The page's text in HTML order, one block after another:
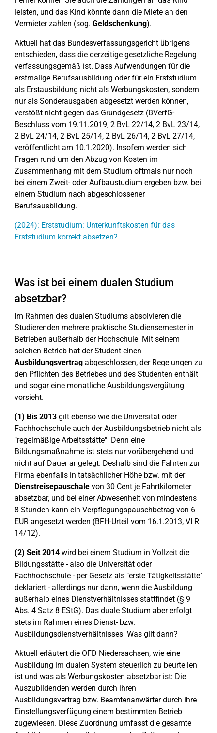
leisten, und das Kind könnte dann die Miete an den
Vermieter zahlen (sog. Geldschenkung).
Aktuell hat das Bundesverfassungsgericht übrigens
entschieden, dass die derzeitige gesetzliche Regelung
verfassungsgemäß ist. Dass Aufwendungen für die
erstmalige Berufsausbildung oder für ein Erststudium
als Erstausbildung nicht als Werbungskosten, sondern
nur als Sonderausgaben abgesetzt werden können,
verstößt nicht gegen das Grundgesetz (BVerfG-
Beschluss vom 19.11.2019, 2 BvL 22/14, 2 BvL 23/14,
2 BvL 24/14, 2 BvL 25/14, 2 BvL 26/14, 2 BvL 27/14,
veröffentlicht am 10.1.2020). Insofern werden sich
Fragen rund um den Abzug von Kosten im
Zusammenhang mit dem Studium oftmals nur noch
bei einem Zweit- oder Aufbaustudium ergeben bzw. bei
einem Studium nach abgeschlossener
Berufsausbildung.
(2024): Erststudium: Unterkunftskosten für das
Erststudium korrekt absetzen?
Was ist bei einem dualen Studium
absetzbar?
Im Rahmen des dualen Studiums absolvieren die
Studierenden mehrere praktische Studiensemester in
Betrieben außerhalb der Hochschule. Mit seinem
solchen Betrieb hat der Student einen
Ausbildungsvertrag abgeschlossen, der Regelungen zu
den Pflichten des Betriebes und des Studenten enthält
und sogar eine monatliche Ausbildungsvergütung
vorsieht.
(1) Bis 2013 gilt ebenso wie die Universität oder
Fachhochschule auch der Ausbildungsbetrieb nicht als
"regelmäßige Arbeitsstätte". Denn eine
Bildungsmaßnahme ist stets nur vorübergehend und
nicht auf Dauer angelegt. Deshalb sind die Fahrten zur
Firma ebenfalls in tatsächlicher Höhe bzw. mit der
Dienstreisepauschale von 30 Cent je Fahrtkilometer
absetzbar, und bei einer Abwesenheit von mindestens
8 Stunden kann ein Verpflegungspauschbetrag von 6
EUR angesetzt werden (BFH-Urteil vom 16.1.2013, VI R
14/12).
(2) Seit2014 wird bei einem Studium in Vollzeit die
Bildungsstätte - also die Universität oder
Fachhochschule - per Gesetz als "erste Tätigkeitsstätte"
deklariert - allerdings nur dann, wenn die Ausbildung
außerhalb eines Dienstverhältnisses stattfindet (§ 9
Abs. 4 Satz 8 EStG). Das duale Studium aber erfolgt
stets im Rahmen eines Dienst- bzw.
Ausbildungsdienstverhältnisses. Was gilt dann?
Aktuell erläutert die OFD Niedersachsen, wie eine
Ausbildung im dualen System steuerlich zu beurteilen
ist und was als Werbungskosten absetzbar ist: Die
Auszubildenden werden durch ihren
Ausbildungsvertrag bzw. Beamtenanwärter durch ihre
Einstellungsverfügung einem bestimmten Betrieb
zugewiesen. Diese Zuordnung umfasst die gesamte